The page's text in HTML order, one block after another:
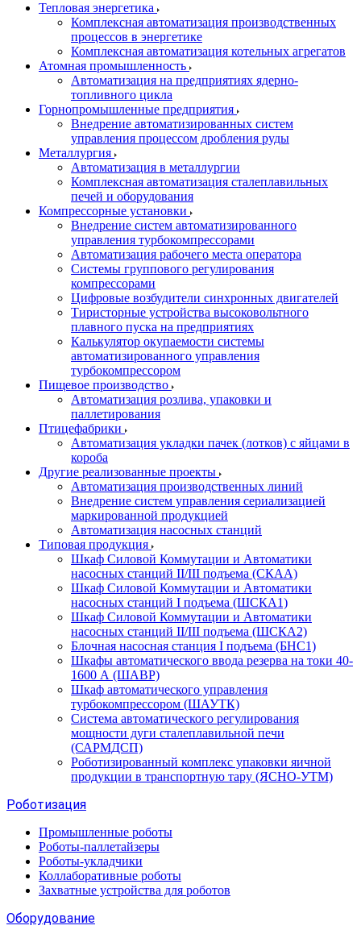
Тепловая энергетика
Комплексная автоматизация производственных
процессов в энергетике
Комплексная автоматизация котельных агрегатов
Атомная промышленность
Автоматизация на предприятиях ядерно-
топливного цикла
Горнопромышленные предприятия
Внедрение автоматизированных систем
управления процессом дробления руды
Металлургия
Автоматизация в металлургии
Комплексная автоматизация сталеплавильных
печей и оборудования
Компрессорные установки
Внедрение систем автоматизированного
управления турбокомпрессорами
Автоматизация рабочего места оператора
Системы группового регулирования
компрессорами
Цифровые возбудители синхронных двигателей
Тиристорные устройства высоковольтного
плавного пуска на предприятиях
Калькулятор окупаемости системы
автоматизированного управления
турбокомпрессором
Пищевое производство
Автоматизация розлива, упаковки и
паллетирования
Птицефабрики
Автоматизация укладки пачек (лотков) с яйцами в
короба
Другие реализованные проекты
Автоматизация производственных линий
Внедрение систем управления сериализацией
маркированной продукцией
Автоматизация насосных станций
Типовая продукция
Шкаф Силовой Коммутации и Автоматики
насосных станций II/III подъема (СКАА)
Шкаф Силовой Коммутации и Автоматики
насосных станций I подъема (ШСКА1)
Шкаф Силовой Коммутации и Автоматики
насосных станций II/III подъема (ШСКА2)
Блочная насосная станция I подъема (БНС1)
Шкафы автоматического ввода резерва на токи 40-
1600 А (ШАВР)
Шкаф автоматического управления
турбокомпрессором (ШАУТК)
Система автоматического регулирования
мощности дуги сталеплавильной печи
(САРМДСП)
Роботизированный комплекс упаковки яичной
продукции в транспортную тару (ЯСНО-УТМ)
Роботизация
Промышленные роботы
Роботы-паллетайзеры
Роботы-укладчики
Коллаборативные роботы
Захватные устройства для роботов
Оборудование